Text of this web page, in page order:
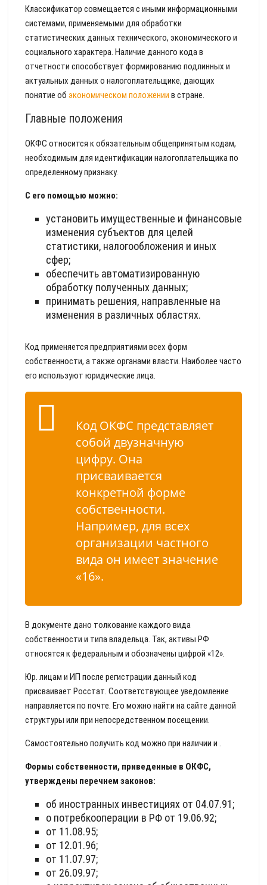
Классификатор совмещается с иными информационными
системами, применяемыми для обработки
статистических данных технического, экономического и
социального характера. Наличие данного кода в
отчетности способствует формированию подлинных и
актуальных данных о налогоплательщике, дающих
понятие об экономическом положении в стране.
Главные положения
ОКФС относится к обязательным общепринятым кодам,
необходимым для идентификации налогоплательщика по
определенному признаку.
С его помощью можно:
установить имущественные и финансовые
изменения субъектов для целей
статистики, налогообложения и иных
сфер;
обеспечить автоматизированную
обработку полученных данных;
принимать решения, направленные на
изменения в различных областях.
Код применяется предприятиями всех форм
собственности, а также органами власти. Наиболее часто
его используют юридические лица.
Код ОКФС представляет
собой двузначную
цифру. Она
присваивается
конкретной форме
собственности.
Например, для всех
организации частного
вида он имеет значение
«16».
В документе дано толкование каждого вида
собственности и типа владельца. Так, активы РФ
относятся к федеральным и обозначены цифрой «12».
Юр. лицам и ИП после регистрации данный код
присваивает Росстат. Соответствующее уведомление
направляется по почте. Его можно найти на сайте данной
структуры или при непосредственном посещении.
Самостоятельно получить код можно при наличии и .
Формы собственности, приведенные в ОКФС,
утверждены перечнем законов:
об иностранных инвестициях от 04.07.91;
о потребкооперации в РФ от 19.06.92;
от 11.08.95;
от 12.01.96;
от 11.07.97;
от 26.09.97;